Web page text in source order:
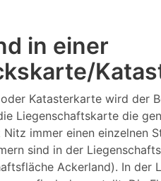
in einer
Katasterkarte wird der
Liegenschaftskarte die
immer einen einzelnen
sind in der
Ackerland). In